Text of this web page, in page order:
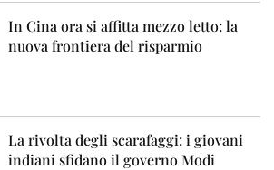
In Cina ora si affitta mezzo letto: la
nuova frontiera del risparmio
La rivolta degli scarafaggi: i giovani
indiani sfidano il governo Modi